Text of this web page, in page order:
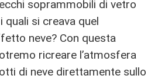
soprammobili di vetro
quali si creava quel
neve? Con questa
ricreare l’atmosfera
di neve direttamente sullo